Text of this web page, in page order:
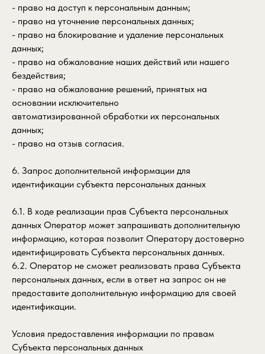
- право на доступ к персональным данным;
- право на уточнение персональных данных;
- право на блокирование и удаление персональных
данных;
- право на обжалование наших действий или нашего
бездействия;
- право на обжалование решений, принятых на
основании исключительно
автоматизированной обработки их персональных
данных;
- право на отзыв согласия.
6. Запрос дополнительной информации для
идентификации субъекта персональных данных
6.1. В ходе реализации прав Субъекта персональных
данных Оператор может запрашивать дополнительную
информацию, которая позволит Оператору достоверно
идентифицировать Субъекта персональных данных.
6.2. Оператор не сможет реализовать права Субъекта
персональных данных, если в ответ на запрос он не
предоставите дополнительную информацию для своей
идентификации.
Условия предоставления информации по правам
Субъекта персональных данных